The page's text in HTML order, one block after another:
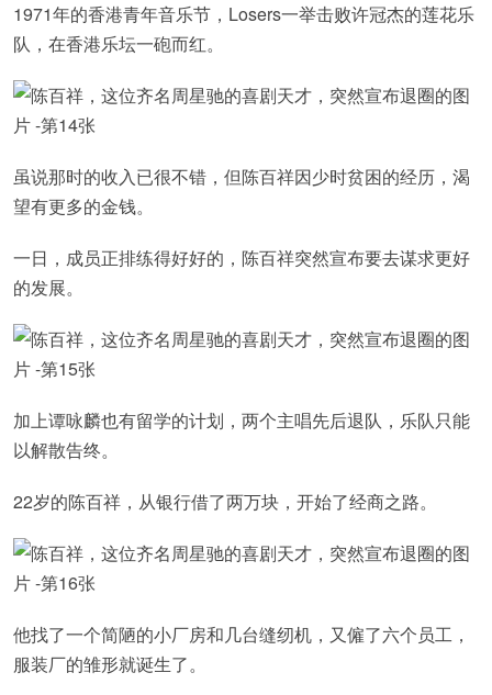
1971年的香港青年音乐节，Losers一举击败许冠杰的莲花乐
队，在香港乐坛一砲而红。
虽说那时的收入已很不错，但陈百祥因少时贫困的经历，渴
望有更多的金钱。
一日，成员正排练得好好的，陈百祥突然宣布要去谋求更好
的发展。
加上谭咏麟也有留学的计划，两个主唱先后退队，乐队只能
以解散告终。
22岁的陈百祥，从银行借了两万块，开始了经商之路。
他找了一个简陋的小厂房和几台缝纫机，又僱了六个员工，
服装厂的雏形就诞生了。